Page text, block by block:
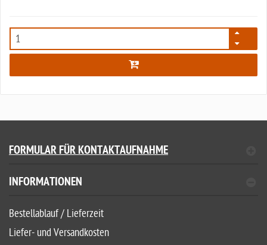
7566
FORMULAR FÜR KONTAKTAUFNAHME
INFORMATIONEN
Bestellablauf / Lieferzeit
Liefer- und Versandkosten